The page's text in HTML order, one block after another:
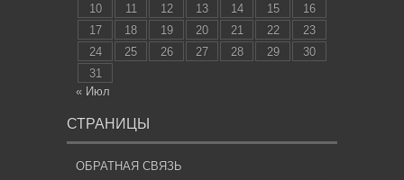
10
11 12 13 14 15
16
17
18 19 20 21 22
23
24
25 26 27 28 29
30
31
« Июл
СТРАНИЦЫ
ОБРАТНАЯ СВЯЗЬ